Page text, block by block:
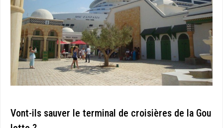
Vont-ils sauver le terminal de croisières de la Gou